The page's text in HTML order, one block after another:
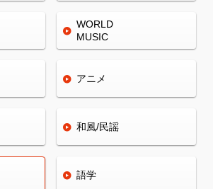
WORLD
MUSIC
アニメ
和風/民謡
語学